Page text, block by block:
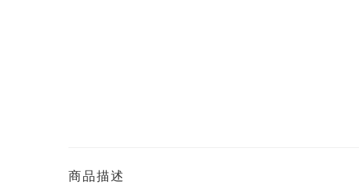
商品描述